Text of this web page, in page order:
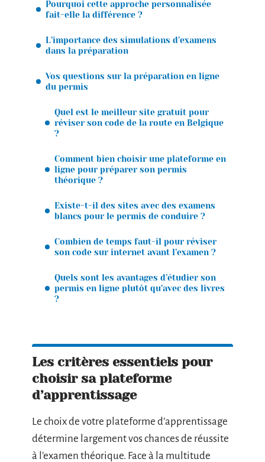
Pourquoi cette approche personnalisée
fait-elle la différence ?
L’importance des simulations d’examens
dans la préparation
Vos questions sur la préparation en ligne
du permis
Quel est le meilleur site gratuit pour
réviser son code de la route en Belgique
?
Comment bien choisir une plateforme en
ligne pour préparer son permis
théorique ?
Existe-t-il des sites avec des examens
blancs pour le permis de conduire ?
Combien de temps faut-il pour réviser
son code sur internet avant l’examen ?
Quels sont les avantages d’étudier son
permis en ligne plutôt qu’avec des livres
?
Les critères essentiels pour
choisir sa plateforme
d’apprentissage
Le choix de votre plateforme d’apprentissage
détermine largement vos chances de réussite
à l’examen théorique. Face à la multitude